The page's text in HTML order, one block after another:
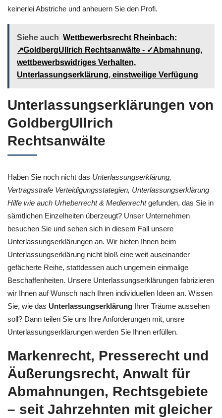
keinerlei Abstriche und anheuern Sie den Profi.
Siehe auch Wettbewerbsrecht Rheinbach:
↗GoldbergUllrich Rechtsanwälte - ✓Abmahnung,
wettbewerbswidriges Verhalten,
Unterlassungserklärung, einstweilige Verfügung
Unterlassungserklärungen von
GoldbergUllrich
Rechtsanwälte
Haben Sie noch nicht das Unterlassungserklärung,
Vertragsstrafe Verteidigungsstategien, Unterlassungserklärung
Hilfe wie auch Urheberrecht & Medienrechtgefunden, das Sie in
sämtlichen Einzelheiten überzeugt? Unser Unternehmen
besuchen Sie und sehen sich in diesem Fall unsere
Unterlassungserklärungen an. Wir bieten Ihnen beim
Unterlassungserklärung nicht bloß eine weit auseinander
gefächerte Reihe, stattdessen auch ungemein einmalige
Beschaffenheiten. Unsere Unterlassungserklärungen fabrizieren
wir Ihnen auf Wunsch nach Ihren individuellen Ideen an. Wissen
Sie, wie das Unterlassungserklärung Ihrer Träume aussehen
soll? Dann teilen Sie uns Ihre Anforderungen mit, unsre
Unterlassungserklärungen werden Sie Ihnen erfüllen.
Markenrecht, Presserecht und
Äußerungsrecht, Anwalt für
Abmahnungen, Rechtsgebiete
– seit Jahrzehnten mit gleicher